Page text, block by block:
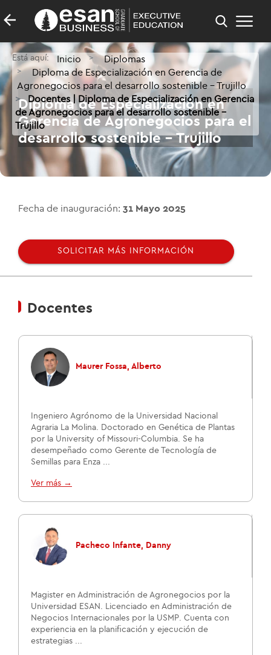
Está aquí: Inicio
Diplomas
Diploma de Especialización en Gerencia de
Agronegocios para el desarrollo sostenible - Trujillo
Docentes | Diploma de Especialización en Gerencia
de Agronegocios para el desarrollo sostenible -
Trujillo
Diploma de Especialización en
Gerencia de Agronegocios para el
desarrollo sostenible - Trujillo
Fecha de inauguración: 31 Mayo 2025
SOLICITAR MÁS INFORMACIÓN
Docentes
Maurer Fossa, Alberto
Ingeniero Agrónomo de la Universidad Nacional
Agraria La Molina. Doctorado en Genética de Plantas
por la University of Missouri-Columbia. Se ha
desempeñado como Gerente de Tecnología de
Semillas para Enza ...
Ver más →
Pacheco Infante, Danny
Magister en Administración de Agronegocios por la
Universidad ESAN. Licenciado en Administración de
Negocios Internacionales por la USMP. Cuenta con
experiencia en la planificación y ejecución de
estrategias ...